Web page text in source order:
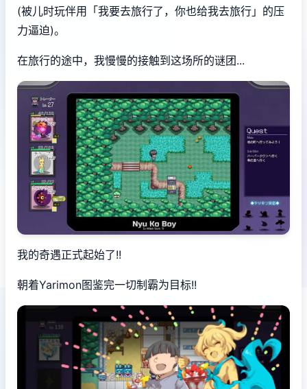
(被儿时玩伴用「我要去旅行了，你也给我去旅行」的压
力逼迫)。
在旅行的途中，我慢慢的接触到这场所的谜团...
我的奇遇正式起始了!!
朝着Yarimon图鉴完一切制霸为目标!!